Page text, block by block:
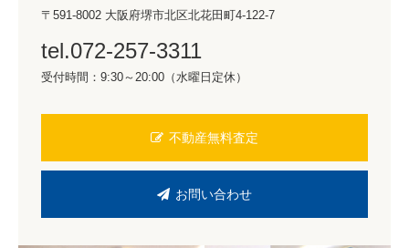
〒591-8002 大阪府堺市北区北花田町4-122-7
tel.072-257-3311
受付時間：9:30～20:00（水曜日定休）
不動産無料査定
お問い合わせ